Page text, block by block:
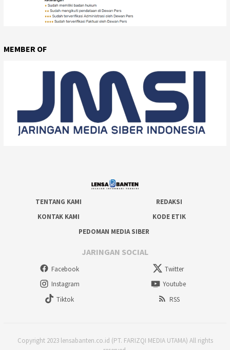
MEMBER OF
TENTANG KAMI
REDAKSI
KONTAK KAMI
KODE ETIK
PEDOMAN MEDIA SIBER
JARINGAN SOCIAL
Facebook
Twitter
Instagram
Youtube
Tiktok
RSS
Copyright 2023 lensabanten.co.id (PT. FARIZQI MEDIA UTAMA) All rights